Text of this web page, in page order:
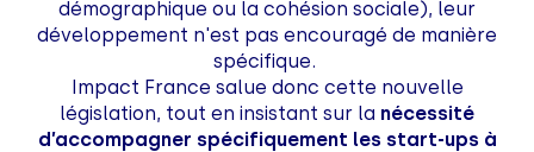
démographique ou la cohésion sociale), leur
développement n'est pas encouragé de manière
spécifique.
Impact France salue donc cette nouvelle
législation, tout en insistant sur la nécessité
d’accompagner spécifiquement les start-ups à